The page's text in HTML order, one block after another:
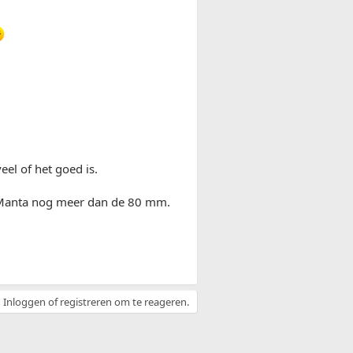
of het goed is.
nog meer dan de 80 mm.
Inloggen of registreren om te reageren.